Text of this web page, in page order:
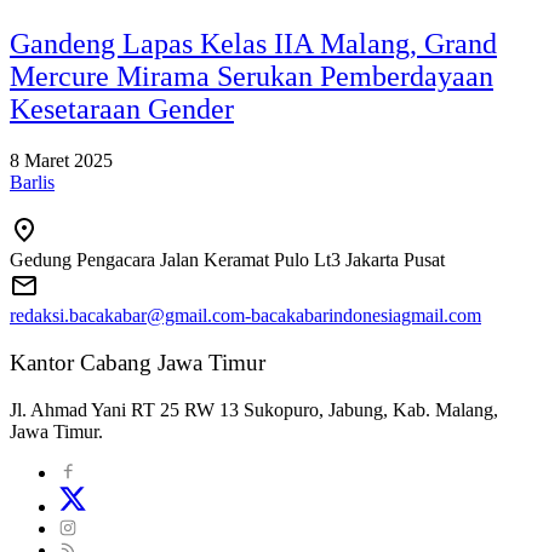
Gandeng Lapas Kelas IIA Malang, Grand
Mercure Mirama Serukan Pemberdayaan
Kesetaraan Gender
8 Maret 2025
Barlis
Gedung Pengacara Jalan Keramat Pulo Lt3 Jakarta Pusat
redaksi.bacakabar@gmail.com-bacakabarindonesiagmail.com
Kantor Cabang Jawa Timur
Jl. Ahmad Yani RT 25 RW 13 Sukopuro, Jabung, Kab. Malang,
Jawa Timur.